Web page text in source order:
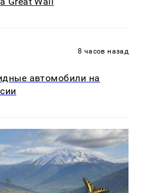
8 часов назад
автомобили на